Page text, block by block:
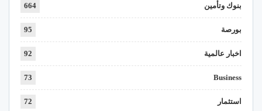
بنوك وتأمين 664
بورصة 95
اخبار عالمية 92
Business
73
استثمار 72